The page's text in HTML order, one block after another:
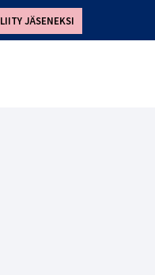
LIITY JÄSENEKSI